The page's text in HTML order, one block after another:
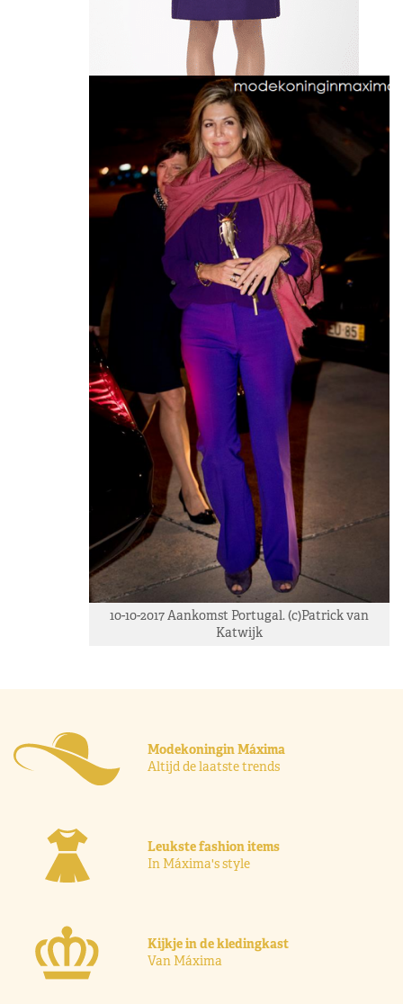
10-10-2017 Aankomst Portugal. (c)Patrick van
Katwijk
Modekoningin Máxima
Altijd de laatste trends
Leukste fashion items
In Máxima's style
Kijkje in de kledingkast
Van Máxima